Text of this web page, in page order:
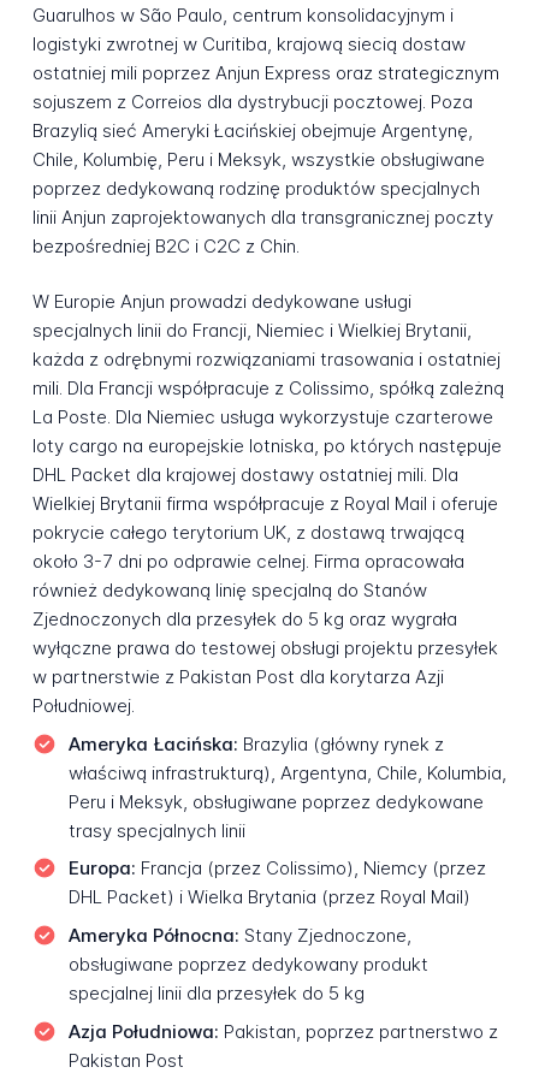
Guarulhos w São Paulo, centrum konsolidacyjnym i
logistyki zwrotnej w Curitiba, krajową siecią dostaw
ostatniej mili poprzez Anjun Express oraz strategicznym
sojuszem z Correios dla dystrybucji pocztowej. Poza
Brazylią sieć Ameryki Łacińskiej obejmuje Argentynę,
Chile, Kolumbię, Peru i Meksyk, wszystkie obsługiwane
poprzez dedykowaną rodzinę produktów specjalnych
linii Anjun zaprojektowanych dla transgranicznej poczty
bezpośredniej B2C i C2C z Chin.
W Europie Anjun prowadzi dedykowane usługi
specjalnych linii do Francji, Niemiec i Wielkiej Brytanii,
każda z odrębnymi rozwiązaniami trasowania i ostatniej
mili. Dla Francji współpracuje z Colissimo, spółką zależną
La Poste. Dla Niemiec usługa wykorzystuje czarterowe
loty cargo na europejskie lotniska, po których następuje
DHL Packet dla krajowej dostawy ostatniej mili. Dla
Wielkiej Brytanii firma współpracuje z Royal Mail i oferuje
pokrycie całego terytorium UK, z dostawą trwającą
około 3-7 dni po odprawie celnej. Firma opracowała
również dedykowaną linię specjalną do Stanów
Zjednoczonych dla przesyłek do 5 kg oraz wygrała
wyłączne prawa do testowej obsługi projektu przesyłek
w partnerstwie z Pakistan Post dla korytarza Azji
Południowej.
Ameryka Łacińska: Brazylia (główny rynek z
właściwą infrastrukturą), Argentyna, Chile, Kolumbia,
Peru i Meksyk, obsługiwane poprzez dedykowane
trasy specjalnych linii
Europa: Francja (przez Colissimo), Niemcy (przez
DHL Packet) i Wielka Brytania (przez Royal Mail)
Ameryka Północna: Stany Zjednoczone,
obsługiwane poprzez dedykowany produkt
specjalnej linii dla przesyłek do 5 kg
Azja Południowa: Pakistan, poprzez partnerstwo z
Pakistan Post